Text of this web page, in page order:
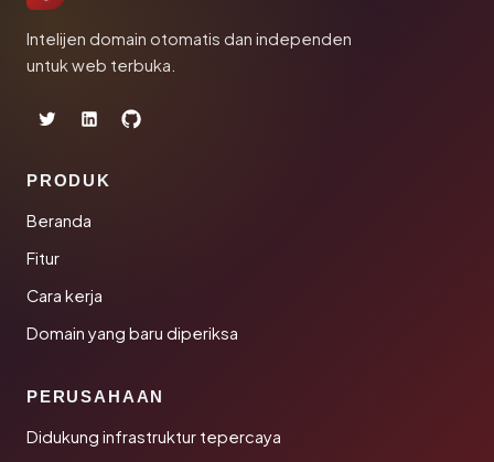
Intelijen domain otomatis dan independen
untuk web terbuka.
PRODUK
Beranda
Fitur
Cara kerja
Domain yang baru diperiksa
PERUSAHAAN
Didukung infrastruktur tepercaya